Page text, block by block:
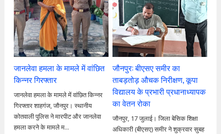
जानलेवा हमला के मामले में वांछित
किन्नर गिरफ्तार
जानलेवा हमला के मामले में वांछित किन्नर
गिरफ्तार शाहगंज, जौनपुर। स्थानीय
कोतवाली पुलिस ने मारपीट और जानलेवा
हमला करने के मामले म...
जौनपुर: बीएसए समीर का
ताबड़तोड़ औचक निरीक्षण, कूपा
विद्यालय के प्रभारी प्रधानाध्यापक
का वेतन रोका
जौनपुर, 17 जुलाई। जिला बेसिक शिक्षा
अधिकारी (बीएसए) समीर ने शुक्रवार सुबह